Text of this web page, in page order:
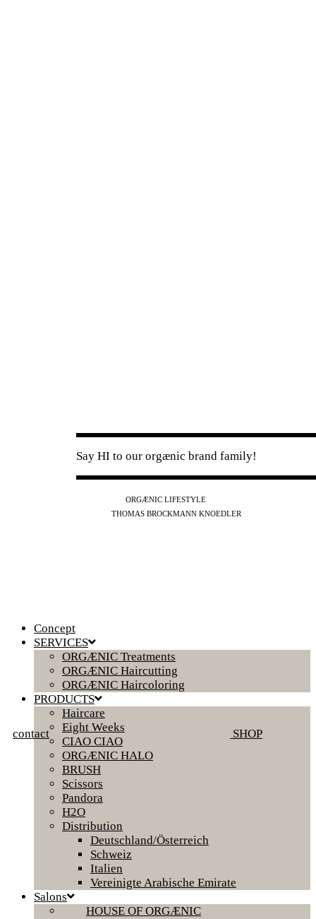
Say HI to our orgænic brand family!
ORGÆNIC LIFESTYLE
THOMAS BROCKMANN KNOEDLER
contact SHOP
Concept
SERVICES
ORGÆNIC Treatments
ORGÆNIC Haircutting
ORGÆNIC Haircoloring
PRODUCTS
Haircare
Eight Weeks
CIAO CIAO
ORGÆNIC HALO
BRUSH
Scissors
Pandora
H2O
Distribution
Deutschland/Österreich
Schweiz
Italien
Vereinigte Arabische Emirate
Salons
HOUSE OF ORGÆNIC